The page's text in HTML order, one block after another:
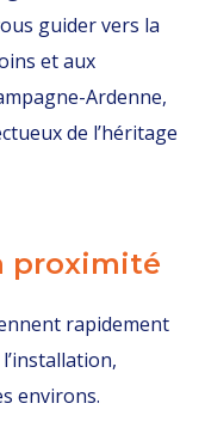
guider vers la
et aux
Ardenne,
de l’héritage
proximité
rapidement
environs.